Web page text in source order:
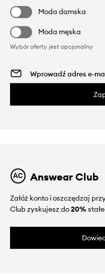
Moda damska
Moda męska
Wybór oferty jest opcjonalny
Answear Club
Załóż konto i oszczędzaj
Club zyskujesz do20%